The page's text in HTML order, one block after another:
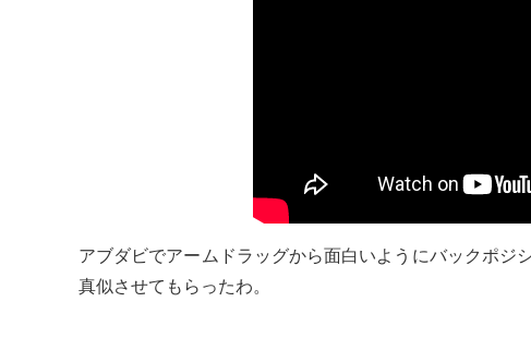
アブダビでアームドラッグから面白いようにバックポジ
真似させてもらったわ。